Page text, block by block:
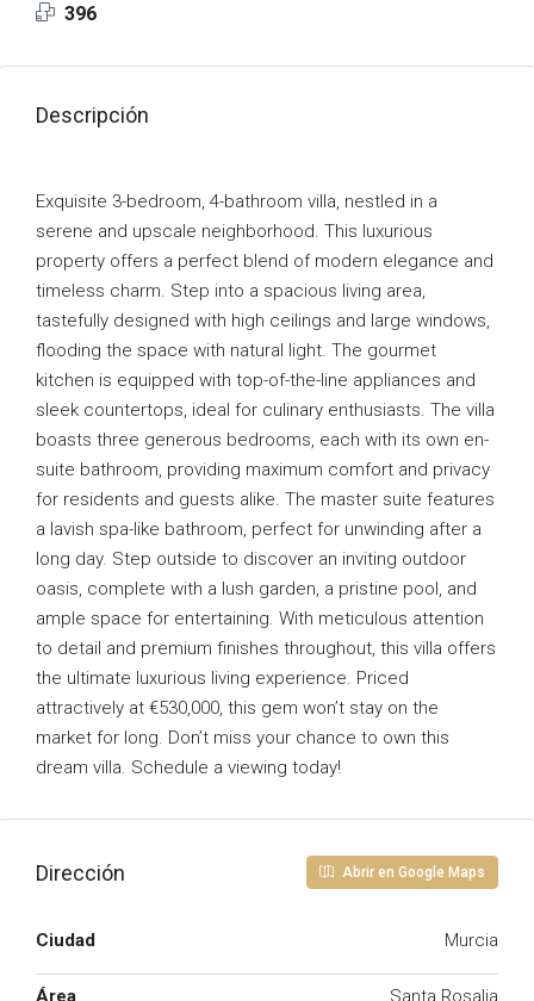
396
Descripción
Exquisite 3-bedroom, 4-bathroom villa, nestled in a
serene and upscale neighborhood. This luxurious
property offers a perfect blend of modern elegance and
timeless charm. Step into a spacious living area,
tastefully designed with high ceilings and large windows,
flooding the space with natural light. The gourmet
kitchen is equipped with top-of-the-line appliances and
sleek countertops, ideal for culinary enthusiasts. The villa
boasts three generous bedrooms, each with its own en-
suite bathroom, providing maximum comfort and privacy
for residents and guests alike. The master suite features
a lavish spa-like bathroom, perfect for unwinding after a
long day. Step outside to discover an inviting outdoor
oasis, complete with a lush garden, a pristine pool, and
ample space for entertaining. With meticulous attention
to detail and premium finishes throughout, this villa offers
the ultimate luxurious living experience. Priced
attractively at €530,000, this gem won’t stay on the
market for long. Don’t miss your chance to own this
dream villa. Schedule a viewing today!
Dirección Abrir en Google Maps
Ciudad Murcia
Área Santa Rosalia